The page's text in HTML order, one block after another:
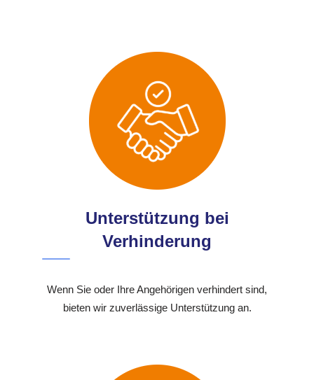
Unterstützung bei
Verhinderung
Wenn Sie oder Ihre Angehörigen verhindert sind,
bieten wir zuverlässige Unterstützung an.